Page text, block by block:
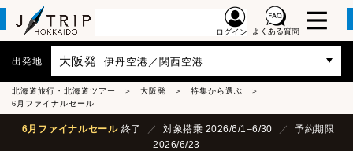
ログイン よくある質問
出発地 大阪発 伊丹空港／関西空港
北海道旅行・北海道ツアー 大阪発
特集から選ぶ
6月ファイナルセール
6月ファイナルセール 終了 ／ 対象搭乗 2026/6/1–6/30 ／
予約期限
2026/6/23